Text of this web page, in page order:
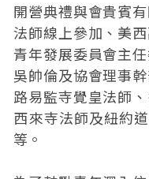
開營典禮與會貴賓
法師線上參加、美
青年發展委員會主
吳帥倫及協會理事
路易監寺覺皇法師
西來寺法師及紐約
等。